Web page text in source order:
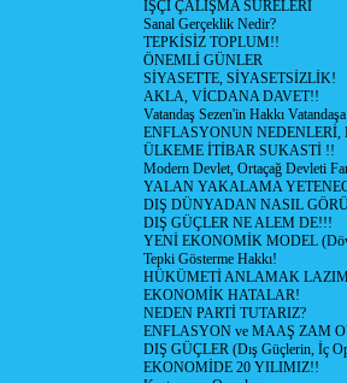
İŞÇİ ÇALIŞMA SÜRELERİ
Sanal Gerçeklik Nedir?
TEPKİSİZ TOPLUM!!
ÖNEMLİ GÜNLER
SİYASETTE, SİYASETSİZLİK!
AKLA, VİCDANA DAVET!!
Vatandaş Sezen'in Hakkı
ENFLASYONUN NEDENLERİ,
ÜLKEME İTİBAR SUKASTİ !!
Modern Devlet, Ortaçağ Devleti
YALAN YAKALAMA
DIŞ DÜNYADAN NASIL
DIŞ GÜÇLER NE ALEM DE!!!
YENİ EKONOMİK MODEL
Tepki Gösterme Hakkı!
HÜKÜMETİ ANLAMAK
EKONOMİK HATALAR!
NEDEN PARTİ TUTARIZ?
ENFLASYON ve MAAŞ ZAM
DIŞ GÜÇLER (Dış Güçlerin, İç
EKONOMİDE 20 YILIMIZ!!